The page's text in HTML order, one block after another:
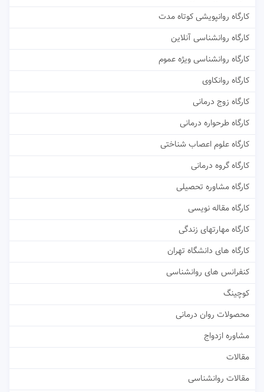
کارگاه روانپویشی کوتاه مدت
کارگاه روانشناسی آنلاین
کارگاه روانشناسی ویژه عموم
کارگاه روانکاوی
کارگاه زوج درمانی
کارگاه طرحواره درمانی
کارگاه علوم اعصاب شناختی
کارگاه گروه درمانی
کارگاه مشاوره تحصیلی
کارگاه مقاله نویسی
کارگاه مهارتهای زندگی
کارگاه های دانشگاه تهران
کنفرانس های روانشناسی
کوچینگ
محصولات روان درمانی
مشاوره ازدواج
مقالات
مقالات روانشناسی